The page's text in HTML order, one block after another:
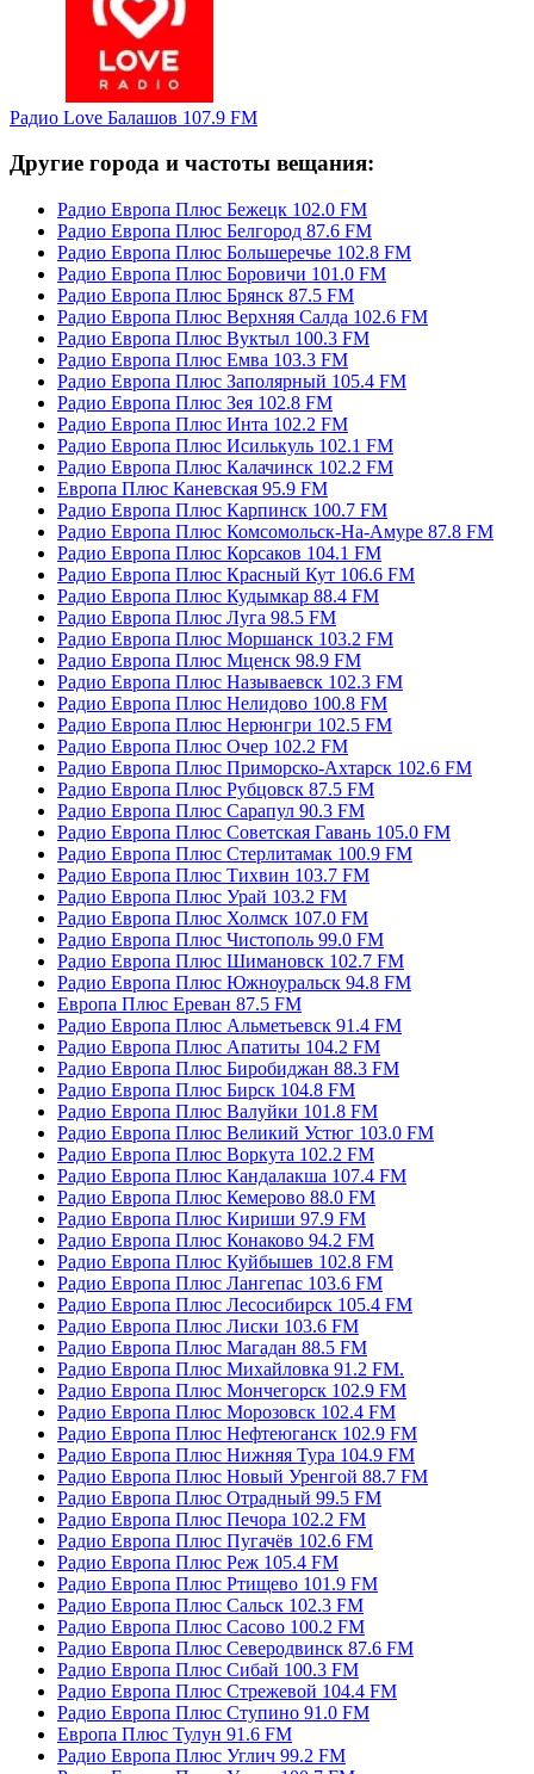
Радио Love Балашов 107.9 FM
Другие города и частоты вещания:
Радио Европа Плюс Бежецк 102.0 FM
Радио Европа Плюс Белгород 87.6 FM
Радио Европа Плюс Большеречье 102.8 FM
Радио Европа Плюс Боровичи 101.0 FM
Радио Европа Плюс Брянск 87.5 FM
Радио Европа Плюс Верхняя Салда 102.6 FM
Радио Европа Плюс Вуктыл 100.3 FM
Радио Европа Плюс Емва 103.3 FM
Радио Европа Плюс Заполярный 105.4 FM
Радио Европа Плюс Зея 102.8 FM
Радио Европа Плюс Инта 102.2 FM
Радио Европа Плюс Исилькуль 102.1 FM
Радио Европа Плюс Калачинск 102.2 FM
Европа Плюс Каневская 95.9 FM
Радио Европа Плюс Карпинск 100.7 FM
Радио Европа Плюс Комсомольск-На-Амуре 87.8 FM
Радио Европа Плюс Корсаков 104.1 FM
Радио Европа Плюс Красный Кут 106.6 FM
Радио Европа Плюс Кудымкар 88.4 FM
Радио Европа Плюс Луга 98.5 FM
Радио Европа Плюс Моршанск 103.2 FM
Радио Европа Плюс Мценск 98.9 FM
Радио Европа Плюс Называевск 102.3 FM
Радио Европа Плюс Нелидово 100.8 FM
Радио Европа Плюс Нерюнгри 102.5 FM
Радио Европа Плюс Очер 102.2 FM
Радио Европа Плюс Приморско-Ахтарск 102.6 FM
Радио Европа Плюс Рубцовск 87.5 FM
Радио Европа Плюс Сарапул 90.3 FM
Радио Европа Плюс Советская Гавань 105.0 FM
Радио Европа Плюс Стерлитамак 100.9 FM
Радио Европа Плюс Тихвин 103.7 FM
Радио Европа Плюс Урай 103.2 FM
Радио Европа Плюс Холмск 107.0 FM
Радио Европа Плюс Чистополь 99.0 FM
Радио Европа Плюс Шимановск 102.7 FM
Радио Европа Плюс Южноуральск 94.8 FM
Европа Плюс Ереван 87.5 FM
Радио Европа Плюс Альметьевск 91.4 FM
Радио Европа Плюс Апатиты 104.2 FM
Радио Европа Плюс Биробиджан 88.3 FM
Радио Европа Плюс Бирск 104.8 FM
Радио Европа Плюс Валуйки 101.8 FM
Радио Европа Плюс Великий Устюг 103.0 FM
Радио Европа Плюс Воркута 102.2 FM
Радио Европа Плюс Кандалакша 107.4 FM
Радио Европа Плюс Кемерово 88.0 FM
Радио Европа Плюс Кириши 97.9 FM
Радио Европа Плюс Конаково 94.2 FM
Радио Европа Плюс Куйбышев 102.8 FM
Радио Европа Плюс Лангепас 103.6 FM
Радио Европа Плюс Лесосибирск 105.4 FM
Радио Европа Плюс Лиски 103.6 FM
Радио Европа Плюс Магадан 88.5 FM
Радио Европа Плюс Михайловка 91.2 FM.
Радио Европа Плюс Мончегорск 102.9 FM
Радио Европа Плюс Морозовск 102.4 FM
Радио Европа Плюс Нефтеюганск 102.9 FM
Радио Европа Плюс Нижняя Тура 104.9 FM
Радио Европа Плюс Новый Уренгой 88.7 FM
Радио Европа Плюс Отрадный 99.5 FM
Радио Европа Плюс Печора 102.2 FM
Радио Европа Плюс Пугачёв 102.6 FM
Радио Европа Плюс Реж 105.4 FM
Радио Европа Плюс Ртищево 101.9 FM
Радио Европа Плюс Сальск 102.3 FM
Радио Европа Плюс Сасово 100.2 FM
Радио Европа Плюс Северодвинск 87.6 FM
Радио Европа Плюс Сибай 100.3 FM
Радио Европа Плюс Стрежевой 104.4 FM
Радио Европа Плюс Ступино 91.0 FM
Европа Плюс Тулун 91.6 FM
Радио Европа Плюс Углич 99.2 FM